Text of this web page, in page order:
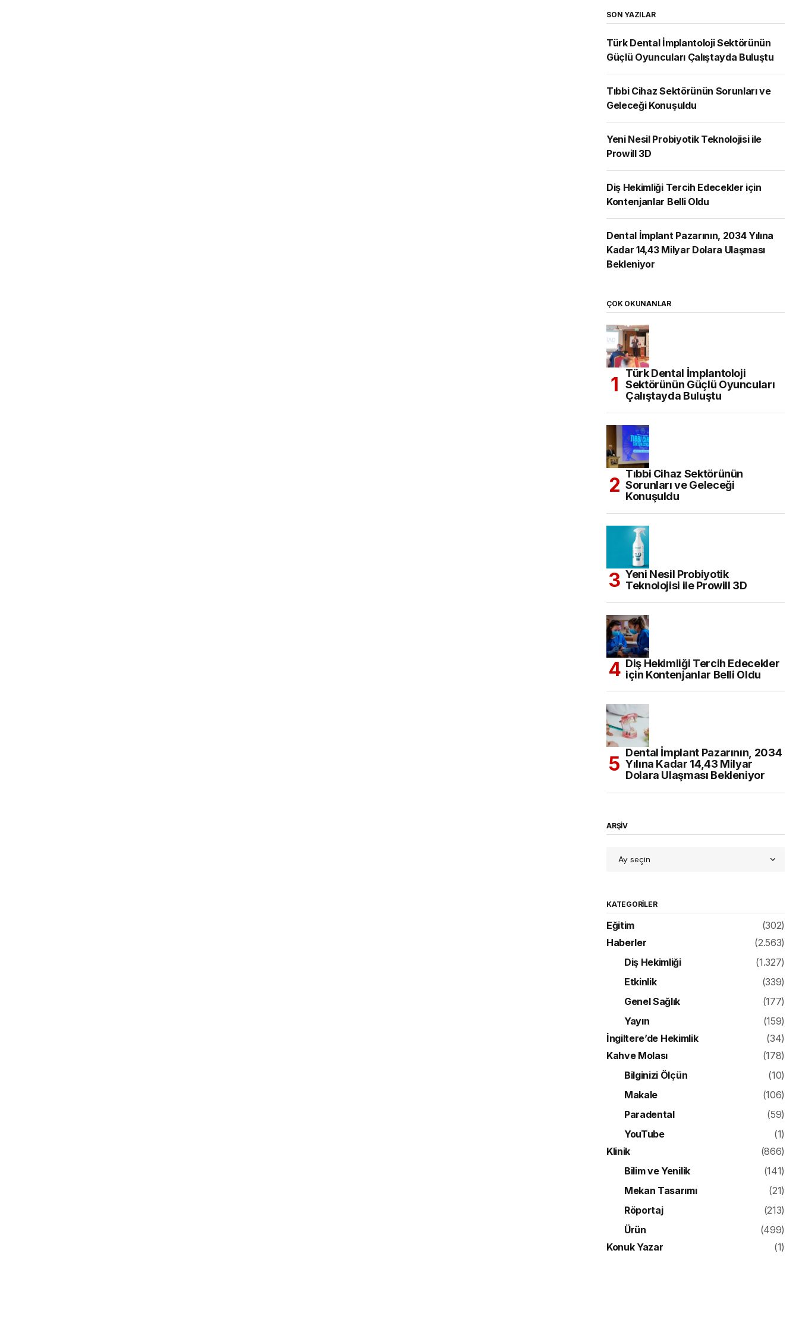
SON YAZILAR
Türk Dental İmplantoloji Sektörünün
Güçlü Oyuncuları Çalıştayda Buluştu
Tıbbi Cihaz Sektörünün Sorunları ve
Geleceği Konuşuldu
Yeni Nesil Probiyotik Teknolojisi ile
Prowill 3D
Diş Hekimliği Tercih Edecekler için
Kontenjanlar Belli Oldu
Dental İmplant Pazarının, 2034 Yılına
Kadar 14,43 Milyar Dolara Ulaşması
Bekleniyor
ÇOK OKUNANLAR
Türk Dental İmplantoloji
Sektörünün Güçlü Oyuncuları
Çalıştayda Buluştu
Tıbbi Cihaz Sektörünün
Sorunları ve Geleceği
Konuşuldu
Yeni Nesil Probiyotik
Teknolojisi ile Prowill 3D
Diş Hekimliği Tercih Edecekler
için Kontenjanlar Belli Oldu
Dental İmplant Pazarının, 2034
Yılına Kadar 14,43 Milyar
Dolara Ulaşması Bekleniyor
ARŞİV
KATEGORILER
Eğitim
(302)
Haberler
(2.563)
Diş Hekimliği
(1.327)
Etkinlik
(339)
Genel Sağlık
(177)
Yayın
(159)
İngiltere’de Hekimlik
(34)
Kahve Molası
(178)
Bilginizi Ölçün
(10)
Makale
(106)
Paradental
(59)
YouTube
(1)
Klinik
(866)
Bilim ve Yenilik
(141)
Mekan Tasarımı
(21)
Röportaj
(213)
Ürün
(499)
Konuk Yazar
(1)